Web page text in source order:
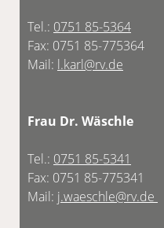
Tel.: 0751 85-5364
Fax: 0751 85-775364
Mail: l.karl@rv.de
Frau Dr. Wäschle
Tel.: 0751 85-5341
Fax: 0751 85-775341
Mail: j.waeschle@rv.de